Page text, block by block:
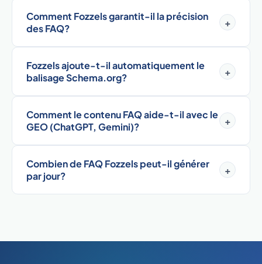
Comment Fozzels garantit-il la précision
des FAQ?
+
Fozzels ajoute-t-il automatiquement le
balisage Schema.org?
+
Comment le contenu FAQ aide-t-il avec le
GEO (ChatGPT, Gemini)?
+
Combien de FAQ Fozzels peut-il générer
par jour?
+